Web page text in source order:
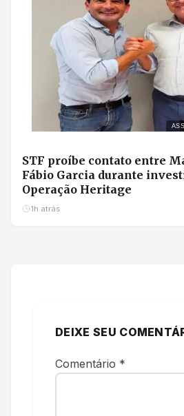
STF proíbe contato entre
Fábio Garcia durante
Operação Heritage
1h atrás
DEIXE SEU
Comentário *